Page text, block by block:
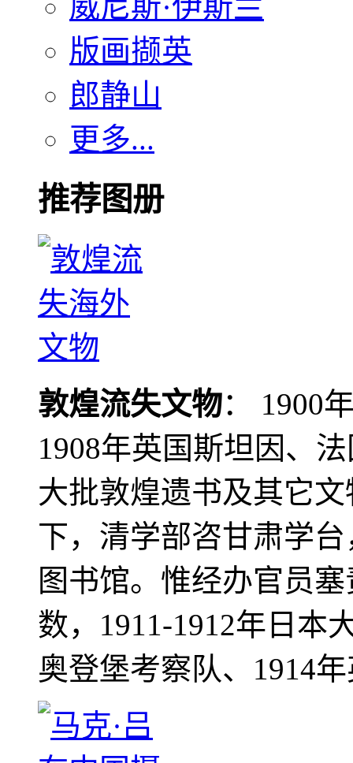
版画撷英
郎静山
更多...
推荐图册
敦煌流失文物： 1900
1908年英国斯坦因、
大批敦煌遗书及其它
下，清学部咨甘肃学
图书馆。惟经办官员
数，1911-1912年日本
奥登堡考察队、1914